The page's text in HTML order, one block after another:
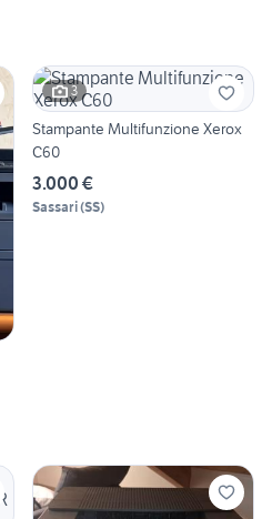
3
Stampante Multifunzione Xerox
C60
3.000 €
Sassari(SS)